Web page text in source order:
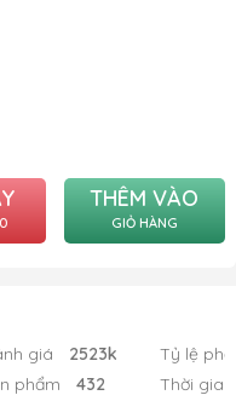
THÊM VÀO
GIỎ HÀNG
giá
2523k
phẩm
432
Tỷ lệ
Thời